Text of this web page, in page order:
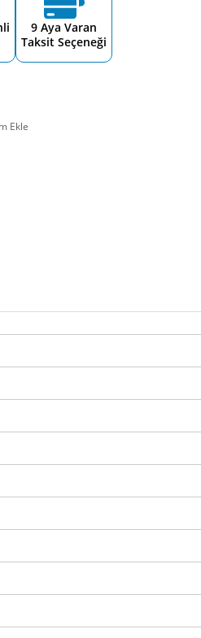
9 Aya Varan
Taksit Seçeneği
Ekle